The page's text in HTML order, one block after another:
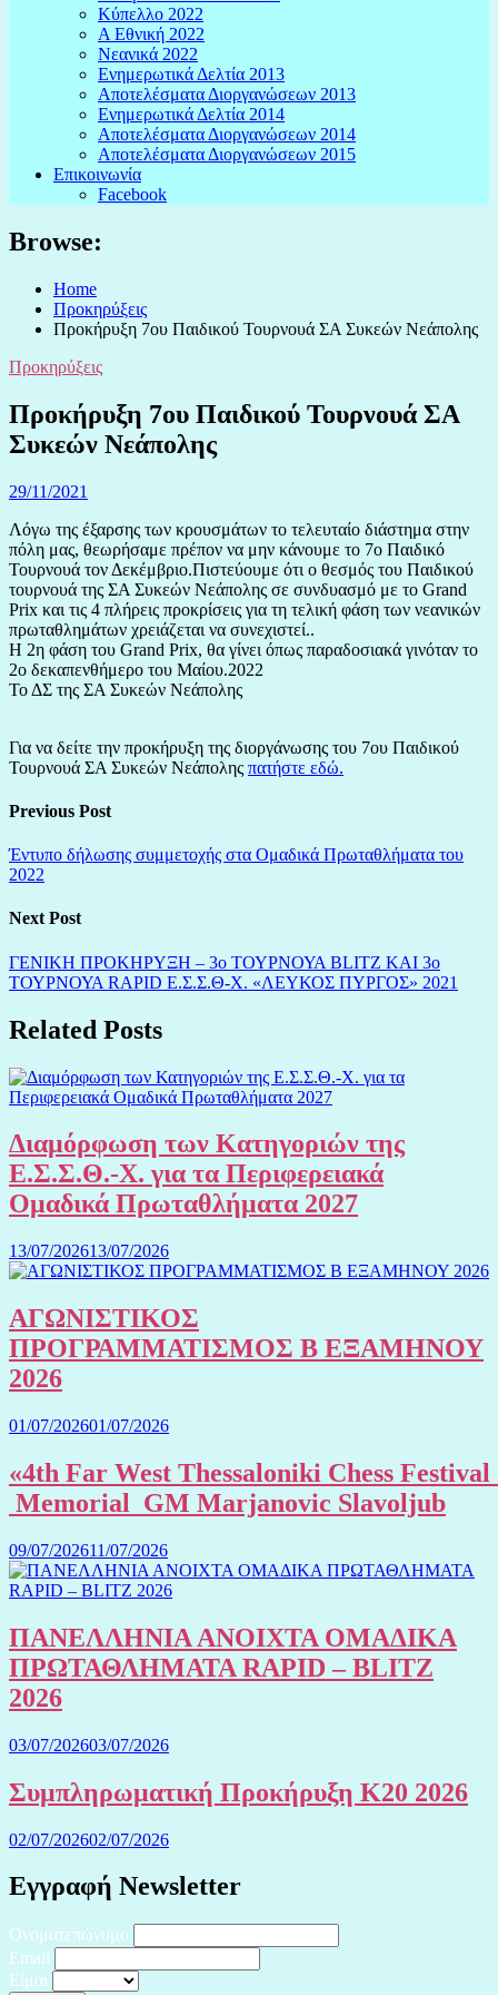
Κύπελλο 2022
Α Εθνική 2022
Νεανικά 2022
Ενημερωτικά Δελτία 2013
Αποτελέσματα Διοργανώσεων 2013
Ενημερωτικά Δελτία 2014
Αποτελέσματα Διοργανώσεων 2014
Αποτελέσματα Διοργανώσεων 2015
Επικοινωνία
Facebook
Browse:
Home
Προκηρύξεις
Προκήρυξη 7ου Παιδικού Τουρνουά ΣΑ Συκεών Νεάπολης
Προκηρύξεις
Προκήρυξη 7ου Παιδικού Τουρνουά ΣΑ
Συκεών Νεάπολης
29/11/2021
Λόγω της έξαρσης των κρουσμάτων το τελευταίο διάστημα στην
πόλη μας, θεωρήσαμε πρέπον να μην κάνουμε το 7ο Παιδικό
Τουρνουά τον Δεκέμβριο.Πιστεύουμε ότι ο θεσμός του Παιδικού
τουρνουά της ΣΑ Συκεών Νεάπολης σε συνδυασμό με το Grand
Prix και τις 4 πλήρεις προκρίσεις για τη τελική φάση των νεανικών
πρωταθλημάτων χρειάζεται να συνεχιστεί..
Η 2η φάση του Grand Prix, θα γίνει όπως παραδοσιακά γινόταν το
2ο δεκαπενθήμερο του Μαίου.2022
Το ΔΣ της ΣΑ Συκεών Νεάπολης
Για να δείτε την προκήρυξη της διοργάνωσης του 7ου Παιδικού
Τουρνουά ΣΑ Συκεών Νεάπολης πατήστε εδώ.
Previous Post
Έντυπο δήλωσης συμμετοχής στα Ομαδικά Πρωταθλήματα του
2022
Next Post
ΓΕΝΙΚΗ ΠΡΟΚΗΡΥΞΗ – 3ο ΤΟΥΡΝΟΥΑ BLITZ ΚΑΙ 3ο
ΤΟΥΡΝΟΥΑ RAPID Ε.Σ.Σ.Θ-Χ. «ΛΕΥΚΟΣ ΠΥΡΓΟΣ» 2021
Related Posts
Διαμόρφωση των Κατηγοριών της
Ε.Σ.Σ.Θ.-Χ. για τα Περιφερειακά
Ομαδικά Πρωταθλήματα 2027
13/07/202613/07/2026
ΑΓΩΝΙΣΤΙΚΟΣ
ΠΡΟΓΡΑΜΜΑΤΙΣΜΟΣ Β ΕΞΑΜΗΝΟΥ
2026
01/07/202601/07/2026
«4th Far West Thessaloniki Chess Festival
Memorial GM Marjanovic Slavoljub
09/07/202611/07/2026
ΠΑΝΕΛΛΗΝΙΑ ΑΝΟΙΧΤΑ ΟΜΑΔΙΚΑ
ΠΡΩΤΑΘΛΗΜΑΤΑ RAPID – BLITZ
2026
03/07/202603/07/2026
Συμπληρωματική Προκήρυξη Κ20 2026
02/07/202602/07/2026
Εγγραφή Newsletter
Ονοματεπώνυμο
Email
Είμαι